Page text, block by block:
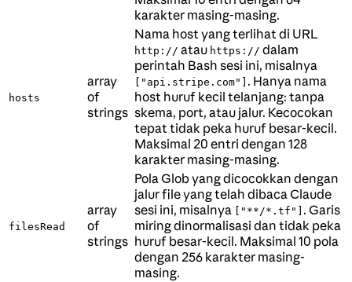
karakter masing-masing.
hosts
array
of
strings
Nama host yang terlihat di URL
http:// atau https:// dalam
perintah Bash sesi ini, misalnya
["api.stripe.com"] . Hanya nama
host huruf kecil telanjang: tanpa
skema, port, atau jalur. Kecocokan
tepat tidak peka huruf besar-kecil.
Maksimal 20 entri dengan 128
karakter masing-masing.
filesRead
array
of
strings
Pola Glob yang dicocokkan dengan
jalur file yang telah dibaca Claude
sesi ini, misalnya ["**/*.tf"] . Garis
miring dinormalisasi dan tidak peka
huruf besar-kecil. Maksimal 10 pola
dengan 256 karakter masing-
masing.